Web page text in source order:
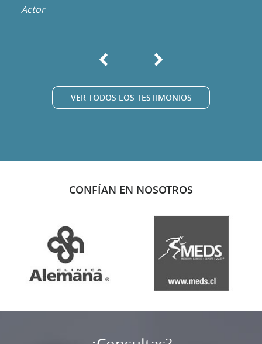
Actor
VER TODOS LOS TESTIMONIOS
CONFÍAN EN NOSOTROS